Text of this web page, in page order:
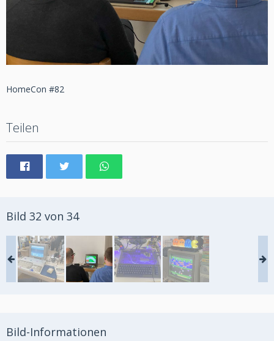
HomeCon #82
Teilen
Bild 32 von 34
Bild-Informationen